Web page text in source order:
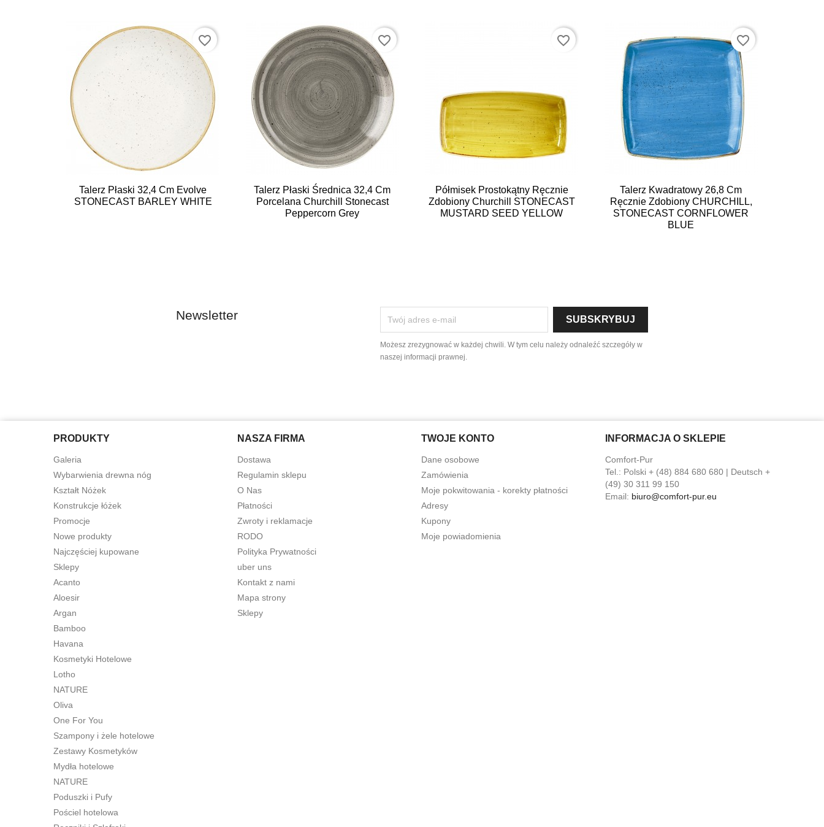
Talerz Płaski 32,4 Cm Evolve
STONECAST BARLEY WHITE
Szybki podgląd
favorite_border
Talerz Płaski Średnica 32,4 Cm
Porcelana Churchill Stonecast
Peppercorn Grey
Szybki podgląd
favorite_border
Półmisek Prostokątny Ręcznie
Zdobiony Churchill STONECAST
MUSTARD SEED YELLOW
Szybki podgląd
favorite_border
Talerz Kwadratowy 26,8 Cm
Ręcznie Zdobiony CHURCHILL,
STONECAST CORNFLOWER
BLUE
Szybki podgląd
favorite_border
Newsletter
Możesz zrezygnować w każdej chwili. W tym celu należy odnaleźć szczegóły w
naszej informacji prawnej.
PRODUKTY
Galeria
Wybarwienia drewna nóg
Kształt Nóżek
Konstrukcje łóżek
Promocje
Nowe produkty
Najczęściej kupowane
Sklepy
Acanto
Aloesir
Argan
Bamboo
Havana
Kosmetyki Hotelowe
Lotho
NATURE
Oliva
One For You
Szampony i żele hotelowe
Zestawy Kosmetyków
Mydła hotelowe
NATURE
Poduszki i Pufy
Pościel hotelowa
NASZA FIRMA
Dostawa
Regulamin sklepu
O Nas
Płatności
Zwroty i reklamacje
RODO
Polityka Prywatności
uber uns
Kontakt z nami
Mapa strony
Sklepy
TWOJE KONTO
Dane osobowe
Zamówienia
Moje pokwitowania - korekty płatności
Adresy
Kupony
Moje powiadomienia
INFORMACJA O SKLEPIE
Comfort-Pur
Tel.: Polski + (48) 884 680 680 | Deutsch +
(49) 30 311 99 150
Email: biuro@comfort-pur.eu